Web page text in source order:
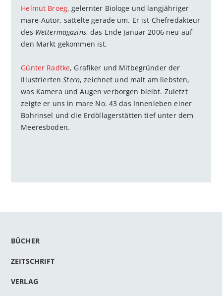
Helmut Broeg, gelernter Biologe und langjähriger
mare-Autor, sattelte gerade um. Er ist Chefredakteur
des Wettermagazins, das Ende Januar 2006 neu auf
den Markt gekommen ist.
Günter Radtke, Grafiker und Mitbegründer der
IllustriertenStern, zeichnet und malt am liebsten,
was Kamera und Augen verborgen bleibt. Zuletzt
zeigte er uns in mare No. 43 das Innenleben einer
Bohrinsel und die Erdöllagerstätten tief unter dem
Meeresboden.
BÜCHER
ZEITSCHRIFT
VERLAG